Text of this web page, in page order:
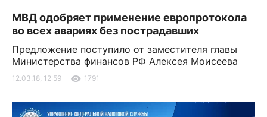
МВД одобряет применение европротокола
во всех авариях без пострадавших
Предложение поступило от заместителя главы
Министерства финансов РФ Алексея Моисеева
12.03.18, 12:59 1791